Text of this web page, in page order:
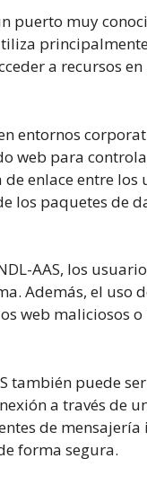
puerto muy
a recursos en
entornos
web para
enlace entre los
los paquetes de
AAS, los
Además, el uso
web maliciosos o
también puede
a través de
de mensajería
forma segura.